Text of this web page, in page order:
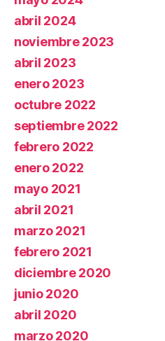
abril 2024
noviembre 2023
abril 2023
enero 2023
octubre 2022
septiembre 2022
febrero 2022
enero 2022
mayo 2021
abril 2021
marzo 2021
febrero 2021
diciembre 2020
junio 2020
abril 2020
marzo 2020